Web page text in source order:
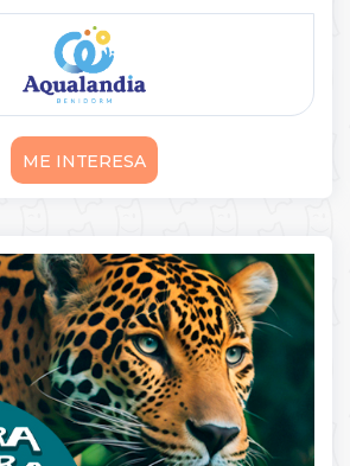
acuáticos de España, que cuenta
récord como Vértigo ...
ME INTERESA